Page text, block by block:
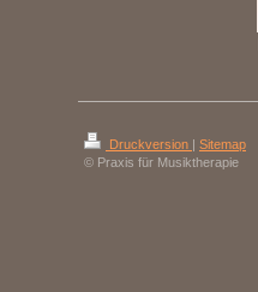
Druckversion | Sitemap
© Praxis für Musiktherapie